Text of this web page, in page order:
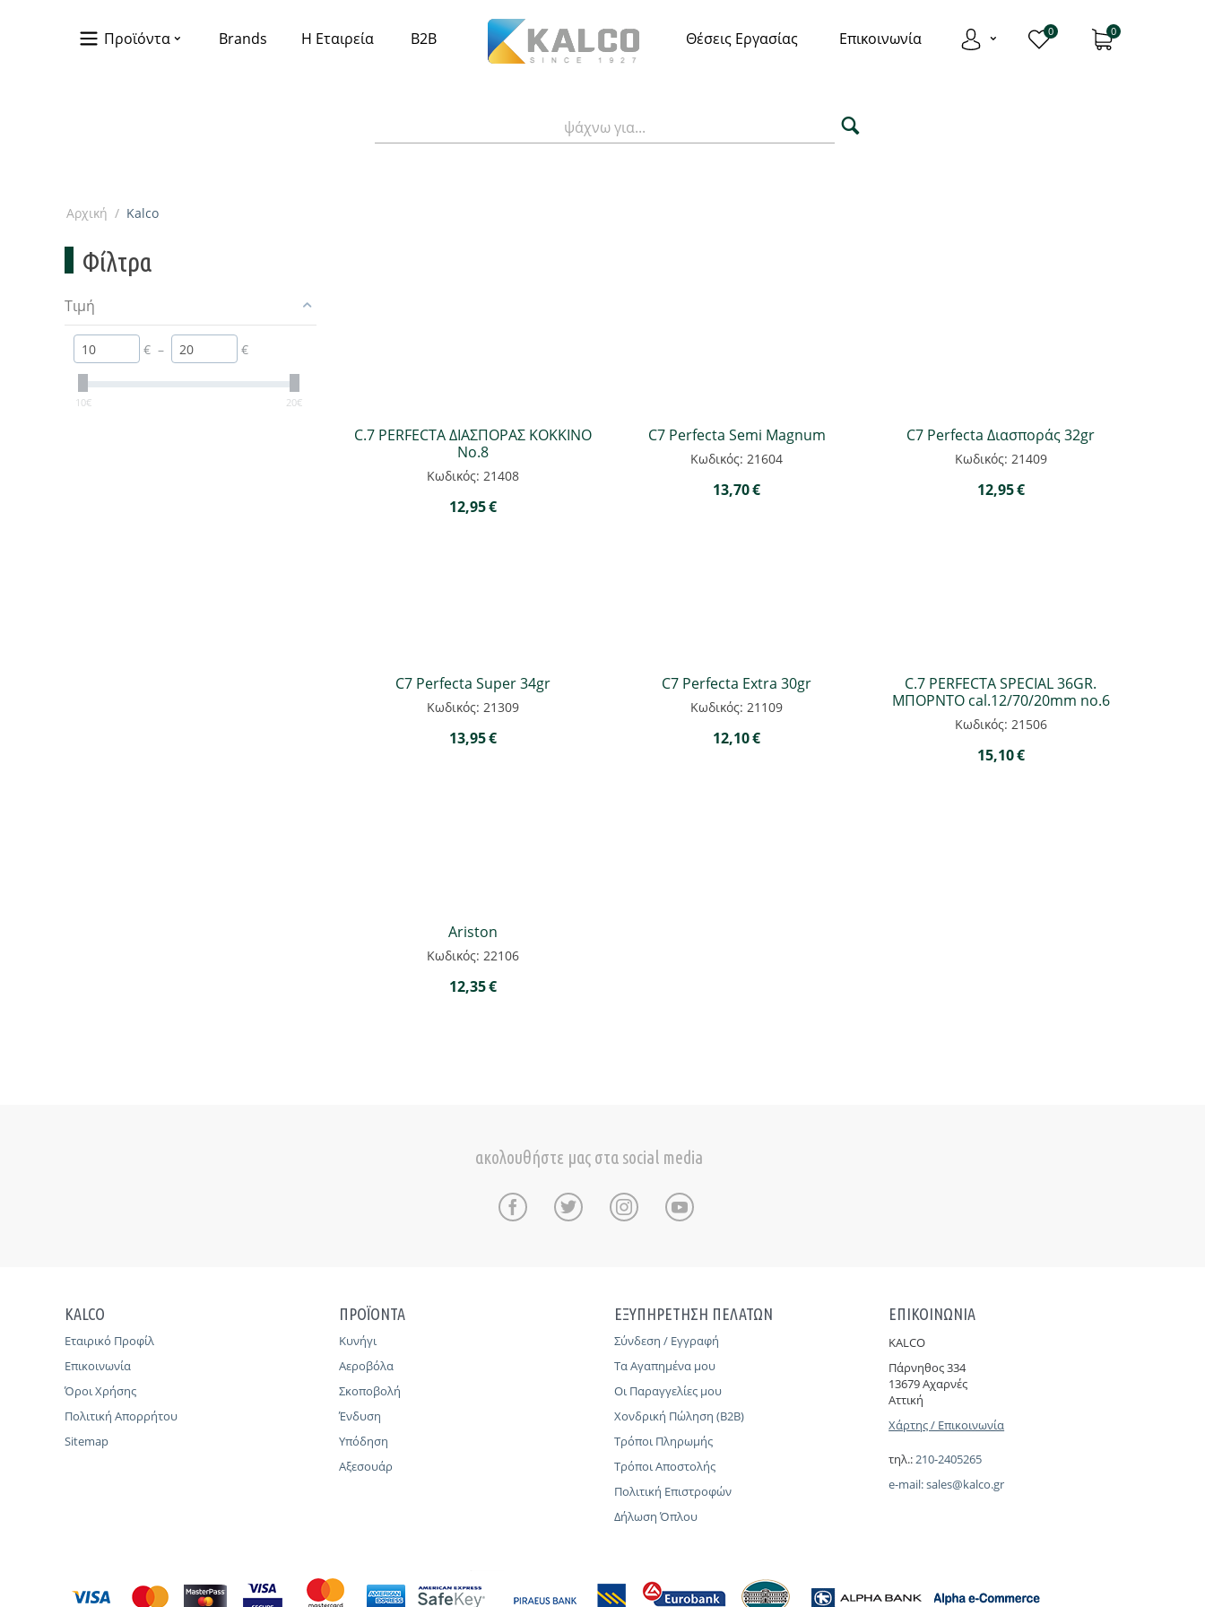
Προϊόντα Brands Η Εταιρεία B2B Θέσεις Εργασίας Επικοινωνία 0 0
Αρχική / Kalco
Φίλτρα
Τιμή
€ – €
10€ 20€
C.7 PERFECTA ΔΙΑΣΠΟΡΑΣ ΚΟΚΚΙΝΟ
Νο.8
Κωδικός: 21408
12,95€
C7 Perfecta Semi Magnum
Κωδικός: 21604
13,70€
C7 Perfecta Διασποράς 32gr
Κωδικός: 21409
12,95€
C7 Perfecta Super 34gr
Κωδικός: 21309
13,95€
C7 Perfecta Extra 30gr
Κωδικός: 21109
12,10€
C.7 PERFECTA SPECIAL 36GR.
ΜΠΟΡΝΤΟ cal.12/70/20mm nο.6
Κωδικός: 21506
15,10€
Ariston
Κωδικός: 22106
12,35€
ακολουθήστε μας στα social media
KALCO
Εταιρικό Προφίλ
Επικοινωνία
Όροι Χρήσης
Πολιτική Απορρήτου
Sitemap
ΠΡΟΪΟΝΤΑ
Κυνήγι
Αεροβόλα
Σκοποβολή
Ένδυση
Υπόδηση
Αξεσουάρ
ΕΞΥΠΗΡΕΤΗΣΗ ΠΕΛΑΤΩΝ
Σύνδεση / Εγγραφή
Τα Αγαπημένα μου
Οι Παραγγελίες μου
Χονδρική Πώληση (B2B)
Τρόποι Πληρωμής
Τρόποι Αποστολής
Πολιτική Επιστροφών
Δήλωση Όπλου
ΕΠΙΚΟΙΝΩΝΙΑ
KALCO
Πάρνηθoς 334
13679 Αχαρνές
Αττική
Χάρτης / Επικοινωνία
τηλ.:210-2405265
e-mail:sales@kalco.gr